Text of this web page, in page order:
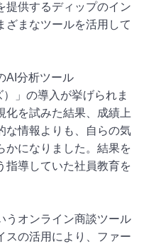
提供するディップのイン
ざまなツールを活用して
AI分析ツール
」の導入が挙げられま
化を試みた結果、成績上
な情報よりも、自らの気
かになりました。結果を
指導していた社員教育を
うオンライン商談ツール
スの活用により、ファー